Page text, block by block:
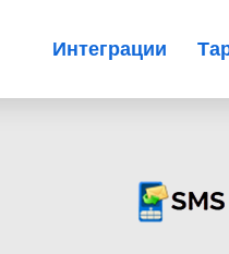
Интеграции